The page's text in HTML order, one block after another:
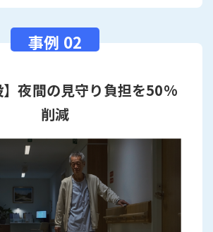
】夜間の見守り負担を50%
削減